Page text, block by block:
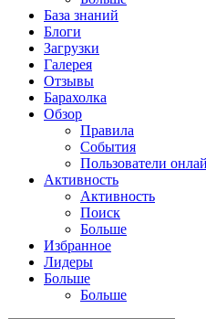
База знаний
Блоги
Загрузки
Галерея
Отзывы
Барахолка
Обзор
Правила
События
Пользователи
Активность
Активность
Поиск
Больше
Избранное
Лидеры
Больше
Больше